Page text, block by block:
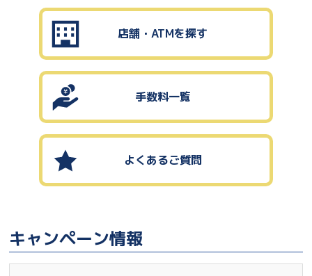
店舗・ATMを探す
手数料一覧
よくあるご質問
キャンペーン情報